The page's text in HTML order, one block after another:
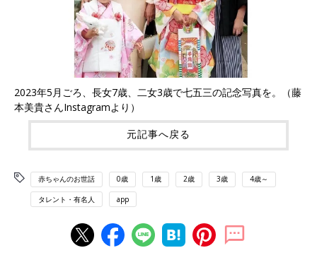
2023年5月ごろ、長女7歳、二女3歳で七五三の記念写真を。（藤
本美貴さんInstagramより）
元記事へ戻る
赤ちゃんのお世話 0歳 1歳 2歳 3歳 4歳～
タレント・有名人 app